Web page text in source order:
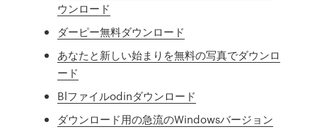
ウンロード
ダーピー無料ダウンロード
あなたと新しい始まりを無料の写真でダウンロ
ード
Blファイルodinダウンロード
ダウンロード用の急流のWindowsバージョン